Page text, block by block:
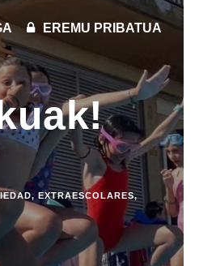
EREMU PRIBATUA
, EXTRAESCOLARES,